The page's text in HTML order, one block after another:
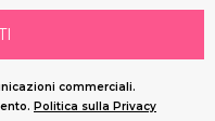
commerciali.
Politica sulla Privacy